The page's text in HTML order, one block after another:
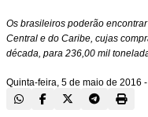
Os brasileiros poderão
Central e do Caribe, cujas
década, para 236,00 mil
Quinta-feira, 5 de maio de 2016